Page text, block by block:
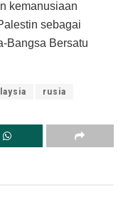
kemanusiaan
sebagai
Bangsa Bersatu
rusia